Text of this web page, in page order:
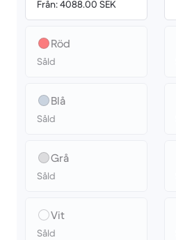
Från: 4088.00 SEK
Röd
Såld
Blå
Såld
Grå
Såld
Vit
Såld